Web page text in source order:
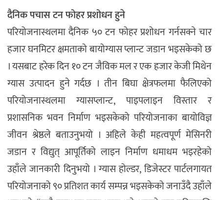
दैनिक पचास टन फोहर प्रशोधन हुने
परियोजनास्थलमा दैनिक ५० टन फोहर प्रशोधन गर्नसक्ने चार
हजार घनमिटर क्षमताको बायोग्यास प्लान्ट जडान भइसकेको छ
। यसबाट हरेक दिन १० टन जैविक मल र एक हजार केजी मिथेन
ग्यास उत्पादन हुने गर्दछ । तीन बिघा क्षेत्रफलमा फैलिएको
परियोजनास्थलमा ग्यासप्लान्ट, पाइपलाइन विस्तार र
प्रशासनिक भवन निर्माण भइसकेको परियोजनाका बायोविज्ञ
जीवन श्रेष्ठले बताउनुभयो । अहिले केही महत्वपूर्ण मेसिनरी
जडान र विद्युत् आपूर्तिको लाइन निर्माण धमाधम भइरहेको
उहाँले जानकारी दिनुभयो । ग्यास होल्डर, डिजेस्टर पार्टलगायत
परियोजनाको ९० प्रतिशत कार्य सम्पन्न भइसकेको जनाउँदै उहाँले